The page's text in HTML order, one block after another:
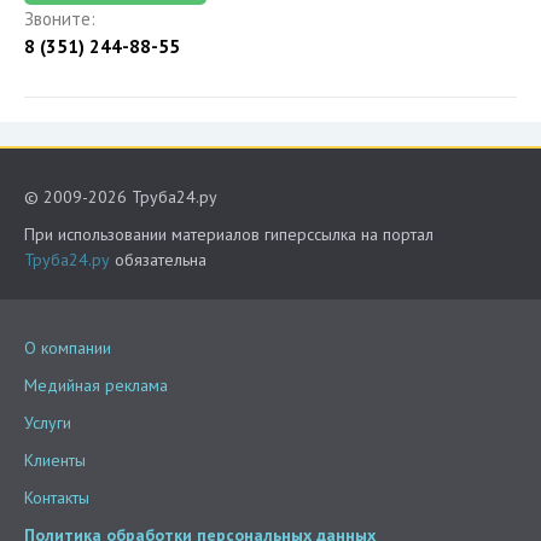
Звоните:
8 (351) 244-88-55
© 2009-2026 Труба24.ру
При использовании материалов гиперссылка на портал
Труба24.ру обязательна
О компании
Медийная реклама
Услуги
Клиенты
Контакты
Политика обработки персональных данных